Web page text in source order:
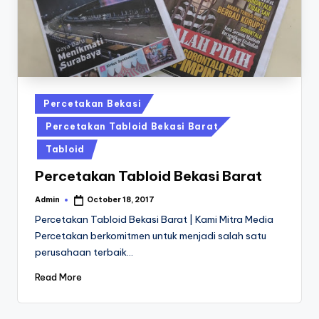
6
Posted
in
Percetakan Bekasi
Percetakan Tabloid Bekasi Barat
Tabloid
Percetakan Tabloid Bekasi Barat
Posted
Admin October 18, 2017
Percetakan Tabloid Bekasi Barat | Kami Mitra Media
Percetakan berkomitmen untuk menjadi salah satu
perusahaan terbaik…
Read More